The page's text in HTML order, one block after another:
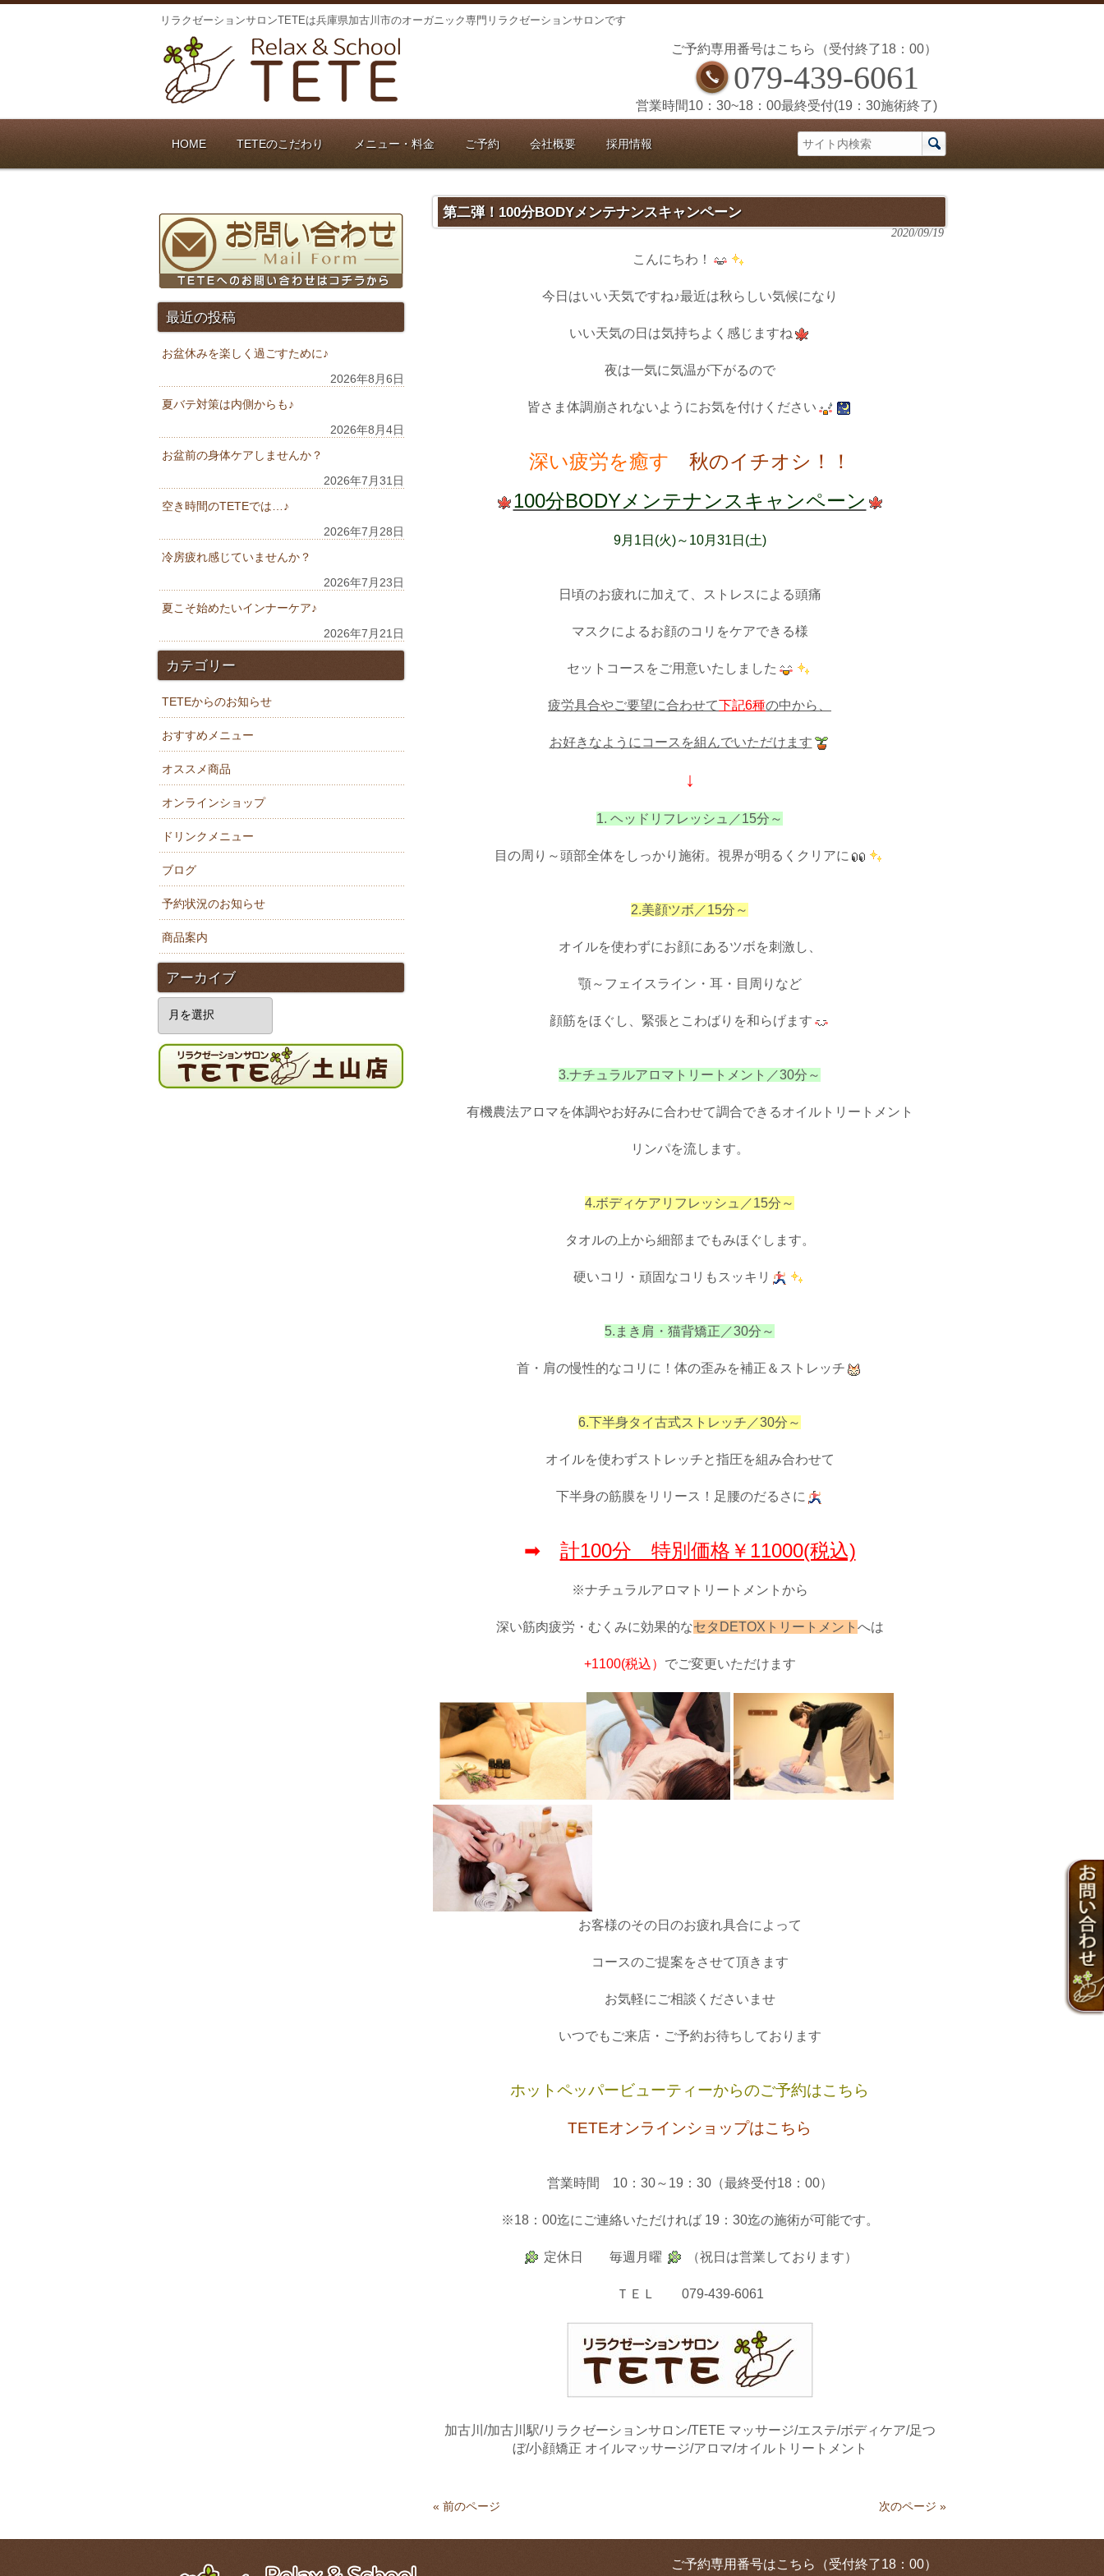
リラクゼーションサロンTETEは兵庫県加古川市のオーガニック専門リラクゼーションサロンです
ご予約専用番号はこちら（受付終了18：00）
079-439-6061
営業時間10：30~18：00最終受付(19：30施術終了)
HOME TETEのこだわり メニュー・料金 ご予約 会社概要 採用情報
第二弾！100分BODYメンテナンスキャンペーン
2020/09/19
こんにちわ！
今日はいい天気ですね♪最近は秋らしい気候になり
いい天気の日は気持ちよく感じますね
夜は一気に気温が下がるので
皆さま体調崩されないようにお気を付けください
深い疲労を癒す 秋のイチオシ！！
100分BODYメンテナンスキャンペーン
9月1日(火)～10月31日(土)
日頃のお疲れに加えて、ストレスによる頭痛
マスクによるお顔のコリをケアできる様
セットコースをご用意いたしました
疲労具合やご要望に合わせて下記6種の中から、
お好きなようにコースを組んでいただけます
↓
1. ヘッドリフレッシュ／15分～
目の周り～頭部全体をしっかり施術。視界が明るくクリアに
2.美顔ツボ／15分～
オイルを使わずにお顔にあるツボを刺激し、
顎～フェイスライン・耳・目周りなど
顔筋をほぐし、緊張とこわばりを和らげます
3.ナチュラルアロマトリートメント／30分～
有機農法アロマを体調やお好みに合わせて調合できるオイルトリートメント
リンパを流します。
4.ボディケアリフレッシュ／15分～
タオルの上から細部までもみほぐします。
硬いコリ・頑固なコリもスッキリ
5.まき肩・猫背矯正／30分～
首・肩の慢性的なコリに！ 体の歪みを補正＆ストレッチ
6.下半身タイ古式ストレッチ／30分～
オイルを使わずストレッチと指圧を組み合わせて
下半身の筋膜をリリース！足腰のだるさに
➡ 計100分 特別価格￥11000(税込)
※ナチュラルアロマトリートメントから
深い筋肉疲労・むくみに効果的なセタDETOXトリートメント へは
+1100(税込） でご変更いただけます
お客様のその日のお疲れ具合によって
コースのご提案をさせて頂きます
お気軽にご相談くださいませ
いつでもご来店・ご予約お待ちしております
ホットペッパービューティーからのご予約はこちら
TETEオンラインショップはこちら
営業時間 10：30～19：30（最終受付18：00）
※18：00迄にご連絡いただければ 19：30迄の施術が可能です。
定休日 毎週月曜 （祝日は営業しております）
ＴＥＬ 079-439-6061
加古川/加古川駅/リラクゼーションサロン/TETE マッサージ/エステ/ボディケア/足つ
ぼ/小顔矯正 オイルマッサージ/アロマ/オイルトリートメント
« 前のページ 次のページ »
最近の投稿
お盆休みを楽しく過ごすために♪
2026年8月6日
夏バテ対策は内側からも♪
2026年8月4日
お盆前の身体ケアしませんか？
2026年7月31日
空き時間のTETEでは…♪
2026年7月28日
冷房疲れ感じていませんか？
2026年7月23日
夏こそ始めたいインナーケア♪
2026年7月21日
カテゴリー
TETEからのお知らせ
おすすめメニュー
オススメ商品
オンラインショップ
ドリンクメニュー
ブログ
予約状況のお知らせ
商品案内
アーカイブ
イ
ご予約専用番号はこちら（受付終了18：00）